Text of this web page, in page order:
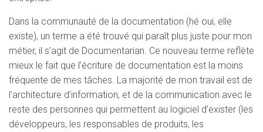
Dans la communauté de la documentation (hé oui, elle
existe), un terme a été trouvé qui paraît plus juste pour mon
métier, il s’agit de Documentarian. Ce nouveau terme reflète
mieux le fait que l’écriture de documentation est la moins
fréquente de mes tâches. La majorité de mon travail est de
l’architecture d’information, et de la communication avec le
reste des personnes qui permettent au logiciel d’exister (les
développeurs, les responsables de produits, les